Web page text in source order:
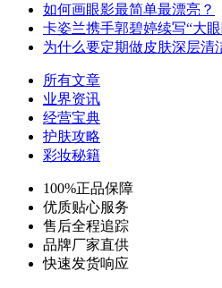
如何画眼影最简单最漂亮？
卡姿兰携手郭碧婷续写“大眼
为什么要定期做皮肤深层清
所有文章
业界资讯
经营宝典
护肤攻略
彩妆秘籍
100%正品保障
优质贴心服务
售后全程追踪
品牌厂家直供
快速发货响应